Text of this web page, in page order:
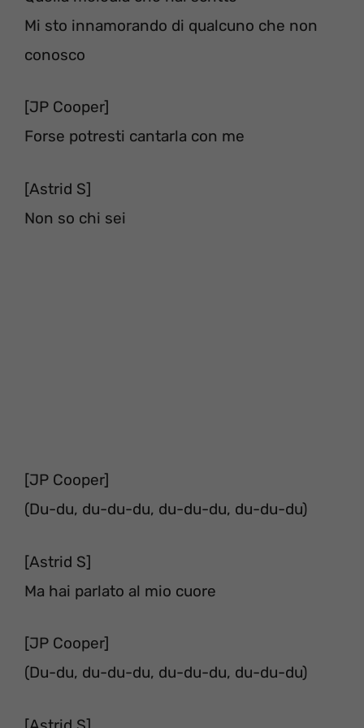
Mi sto innamorando di qualcuno che non
conosco
[JP Cooper]
Forse potresti cantarla con me
[Astrid S]
Non so chi sei
[JP Cooper]
(Du-du, du-du-du, du-du-du, du-du-du)
[Astrid S]
Ma hai parlato al mio cuore
[JP Cooper]
(Du-du, du-du-du, du-du-du, du-du-du)